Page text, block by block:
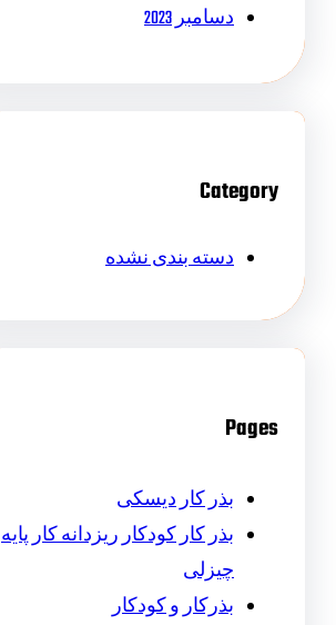
دسامبر 2023
Category
دسته بندی نشده
Pages
بذر کار دیسکی
بذر کار کودکار ریزدانه کار پایه
چیزلی
بذرکار و کودکار